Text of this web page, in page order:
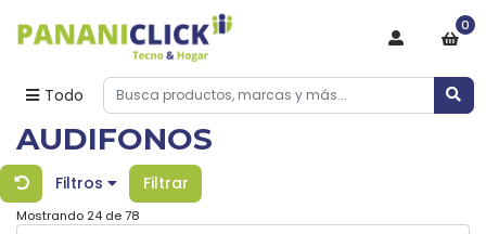
Todo
0
AUDIFONOS
Filtros Filtrar
Mostrando 24 de 78